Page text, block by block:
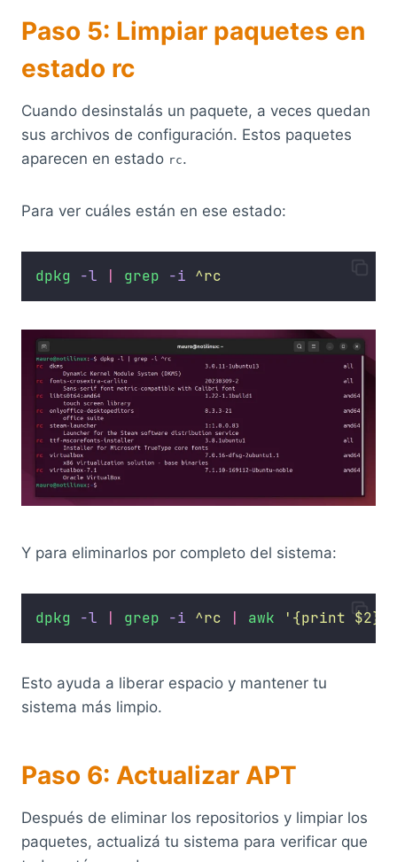
Paso 5: Limpiar paquetes en
estado rc
Cuando desinstalás un paquete, a veces quedan
sus archivos de configuración. Estos paquetes
aparecen en estado rc.
Para ver cuáles están en ese estado:
dpkg -l grep -i ^rc
Y para eliminarlos por completo del sistema:
dpkg -l grep -i ^rc awk ' {print $2}
Esto ayuda a liberar espacio y mantener tu
sistema más limpio.
Paso 6: Actualizar APT
Después de eliminar los repositorios y limpiar los
paquetes, actualizá tu sistema para verificar que